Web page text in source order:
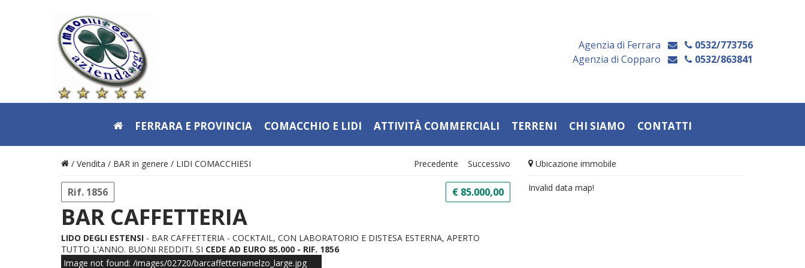
Agenzia di Ferrara
0532/773756
Agenzia di Copparo
0532/863841
FERRARA E PROVINCIA COMACCHIO E LIDI ATTIVITÀ COMMERCIALI TERRENI CHI SIAMO CONTATTI
/ Vendita / BAR in genere / LIDI COMACCHIESI Precedente Successivo
Rif. 1856 € 85.000,00
BAR CAFFETTERIA
LIDO DEGLI ESTENSI - BAR CAFFETTERIA - COCKTAIL, CON LABORATORIO E DISTESA ESTERNA, APERTO
TUTTO L'ANNO. BUONI REDDITI. SI CEDE AD EURO 85.000 - RIF. 1856
Image not found: /images/02720/barcaffetteriamelzo_large.jpg
Ubicazione immobile
Invalid data map!